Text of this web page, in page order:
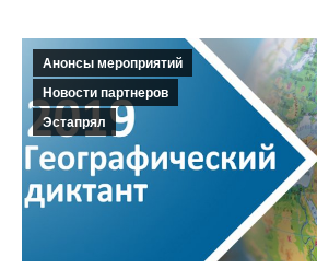
Анонсы мероприятий
Новости партнеров
Эстапрял